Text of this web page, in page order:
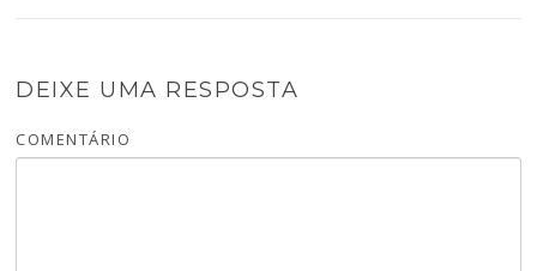
DEIXE UMA RESPOSTA
COMENTÁRIO